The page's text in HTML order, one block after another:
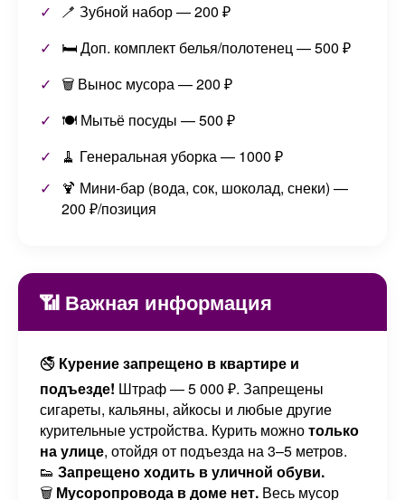
🪥 Зубной набор — 200 ₽
🛏️ Доп. комплект белья/полотенец — 500 ₽
🗑️ Вынос мусора — 200 ₽
🍽️ Мытьё посуды — 500 ₽
🧹 Генеральная уборка — 1000 ₽
🍹 Мини-бар (вода, сок, шоколад, снеки) —
200 ₽/позиция
📶 Важная информация
🚭 Курение запрещено в квартире и
подъезде! Штраф — 5 000 ₽. Запрещены
сигареты, кальяны, айкосы и любые другие
курительные устройства. Курить можнотолько
на улице, отойдя от подъезда на 3–5 метров.
👟 Запрещено ходить в уличной обуви.
🗑️ Мусоропровода в доме нет. Весь мусор